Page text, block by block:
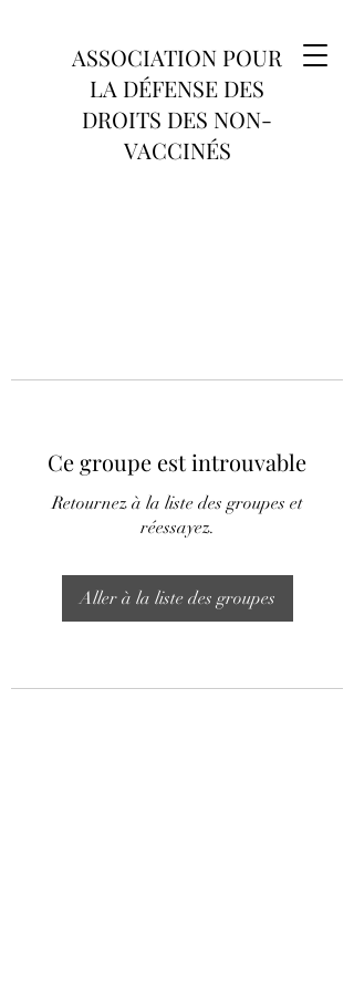
ASSOCIATION POUR
LA DÉFENSE DES
DROITS DES NON-
VACCINÉS
Ce groupe est introuvable
Retournez à la liste des groupes et
réessayez.
Aller à la liste des groupes